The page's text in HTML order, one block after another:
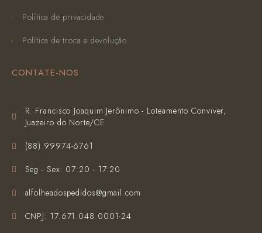
Política de privacidade
Política de troca e devolução
CONTATE-NOS
R. Francisco Joaquim Jerônimo - Loteamento Conviver,
Juazeiro do Norte/CE
(‪88) 99974-6761‬
Seg - Sex: 07:20 - 17:20
alfolheadospedidos@gmail.com
CNPJ: 17.671.048.0001-24